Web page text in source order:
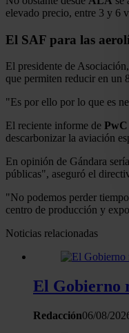
elevado precio, entre 3 y 6
El SAF para las
El presidente de Asociación,
que permiten reducir en un
"Es por ello por lo que es
El reciente informe de PwC
descarbonizar la aviación
En opinión de Gándara
públicas", aseguró el
"No podemos perder
centro de producción y
Noticias relacionadas
El Gobierno
Redacción06/08/